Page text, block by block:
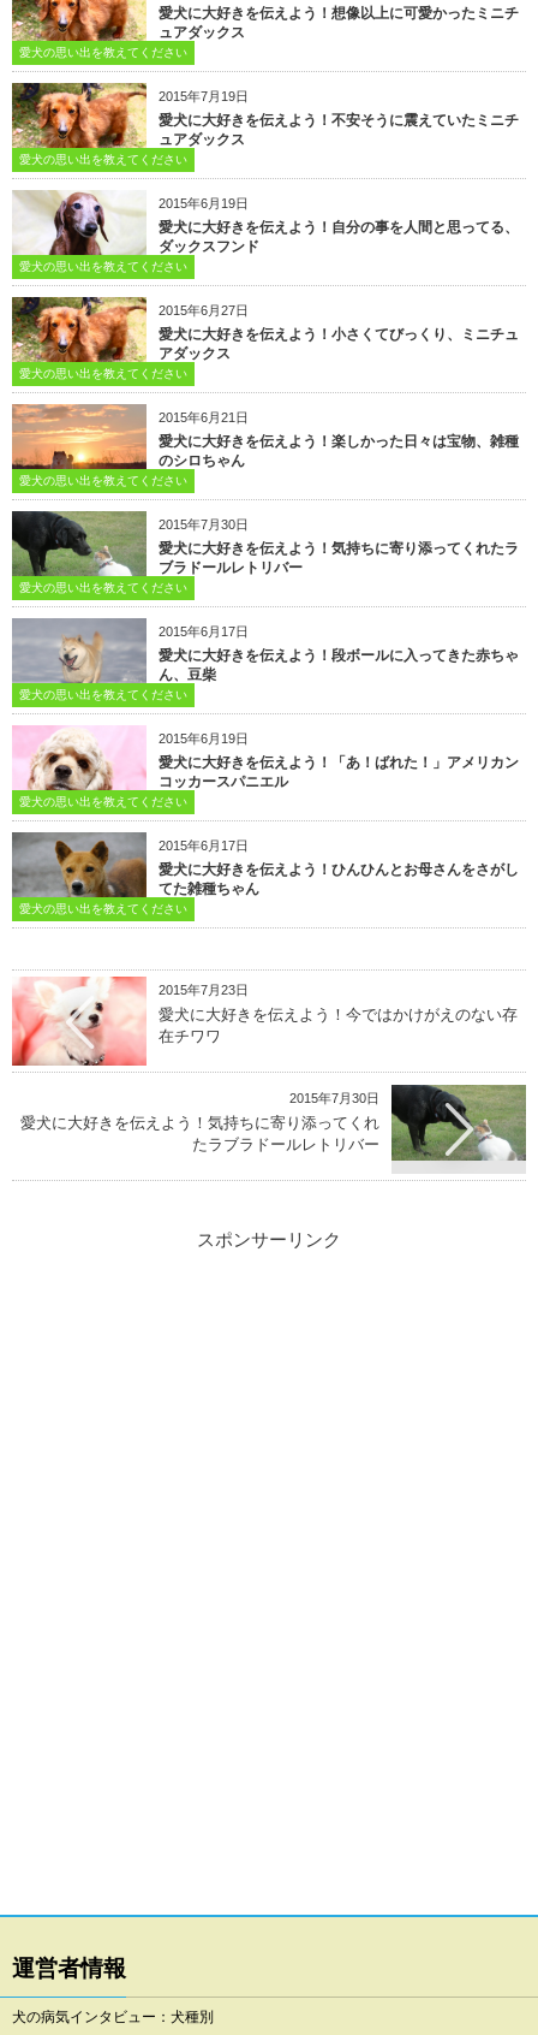
愛犬の思い出を教えてください
愛犬に大好きを伝えよう！想像以上に可愛かったミニチ
ュアダックス
2015年7月19日
愛犬の思い出を教えてください
愛犬に大好きを伝えよう！不安そうに震えていたミニチ
ュアダックス
2015年6月19日
愛犬の思い出を教えてください
愛犬に大好きを伝えよう！自分の事を人間と思ってる、
ダックスフンド
2015年6月27日
愛犬の思い出を教えてください
愛犬に大好きを伝えよう！小さくてびっくり、ミニチュ
アダックス
2015年6月21日
愛犬の思い出を教えてください
愛犬に大好きを伝えよう！楽しかった日々は宝物、雑種
のシロちゃん
2015年7月30日
愛犬の思い出を教えてください
愛犬に大好きを伝えよう！気持ちに寄り添ってくれたラ
ブラドールレトリバー
2015年6月17日
愛犬の思い出を教えてください
愛犬に大好きを伝えよう！段ボールに入ってきた赤ちゃ
ん、豆柴
2015年6月19日
愛犬の思い出を教えてください
愛犬に大好きを伝えよう！「あ！ばれた！」アメリカン
コッカースパニエル
2015年6月17日
愛犬の思い出を教えてください
愛犬に大好きを伝えよう！ひんひんとお母さんをさがし
てた雑種ちゃん
2015年7月23日
愛犬に大好きを伝えよう！今ではかけがえのない存
在チワワ
2015年7月30日
愛犬に大好きを伝えよう！気持ちに寄り添ってくれ
たラブラドールレトリバー
スポンサーリンク
運営者情報
犬の病気インタビュー：犬種別